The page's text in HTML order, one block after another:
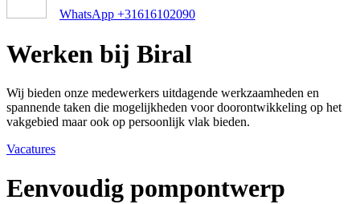
WhatsApp +31616102090
Werken bij Biral
Wij bieden onze medewerkers uitdagende werkzaamheden en
spannende taken die mogelijkheden voor doorontwikkeling op het
vakgebied maar ook op persoonlijk vlak bieden.
Vacatures
Eenvoudig pompontwerp